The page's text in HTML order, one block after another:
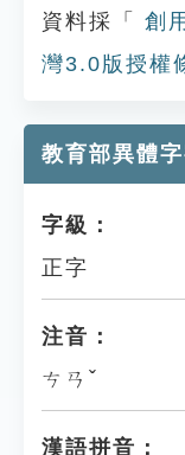
資料採「
創
灣3.0版授權
教育部異體
字級：
正字
注音：
ㄘㄢˇ
漢語拼音：